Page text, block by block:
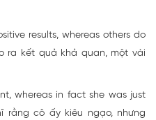
results, whereas others do
ra kết quả khả quan, một vài
whereas in fact she was just
rằng cô ấy kiêu ngạo, nhưng